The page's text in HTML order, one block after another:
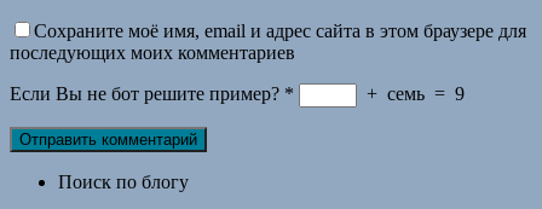
Сохраните моё имя, email и адрес сайта в этом браузере для
последующих моих комментариев
Если Вы не бот решите пример? * + семь = 9
Поиск по блогу